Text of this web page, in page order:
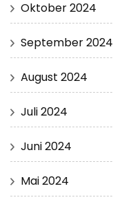
Oktober 2024
September 2024
August 2024
Juli 2024
Juni 2024
Mai 2024